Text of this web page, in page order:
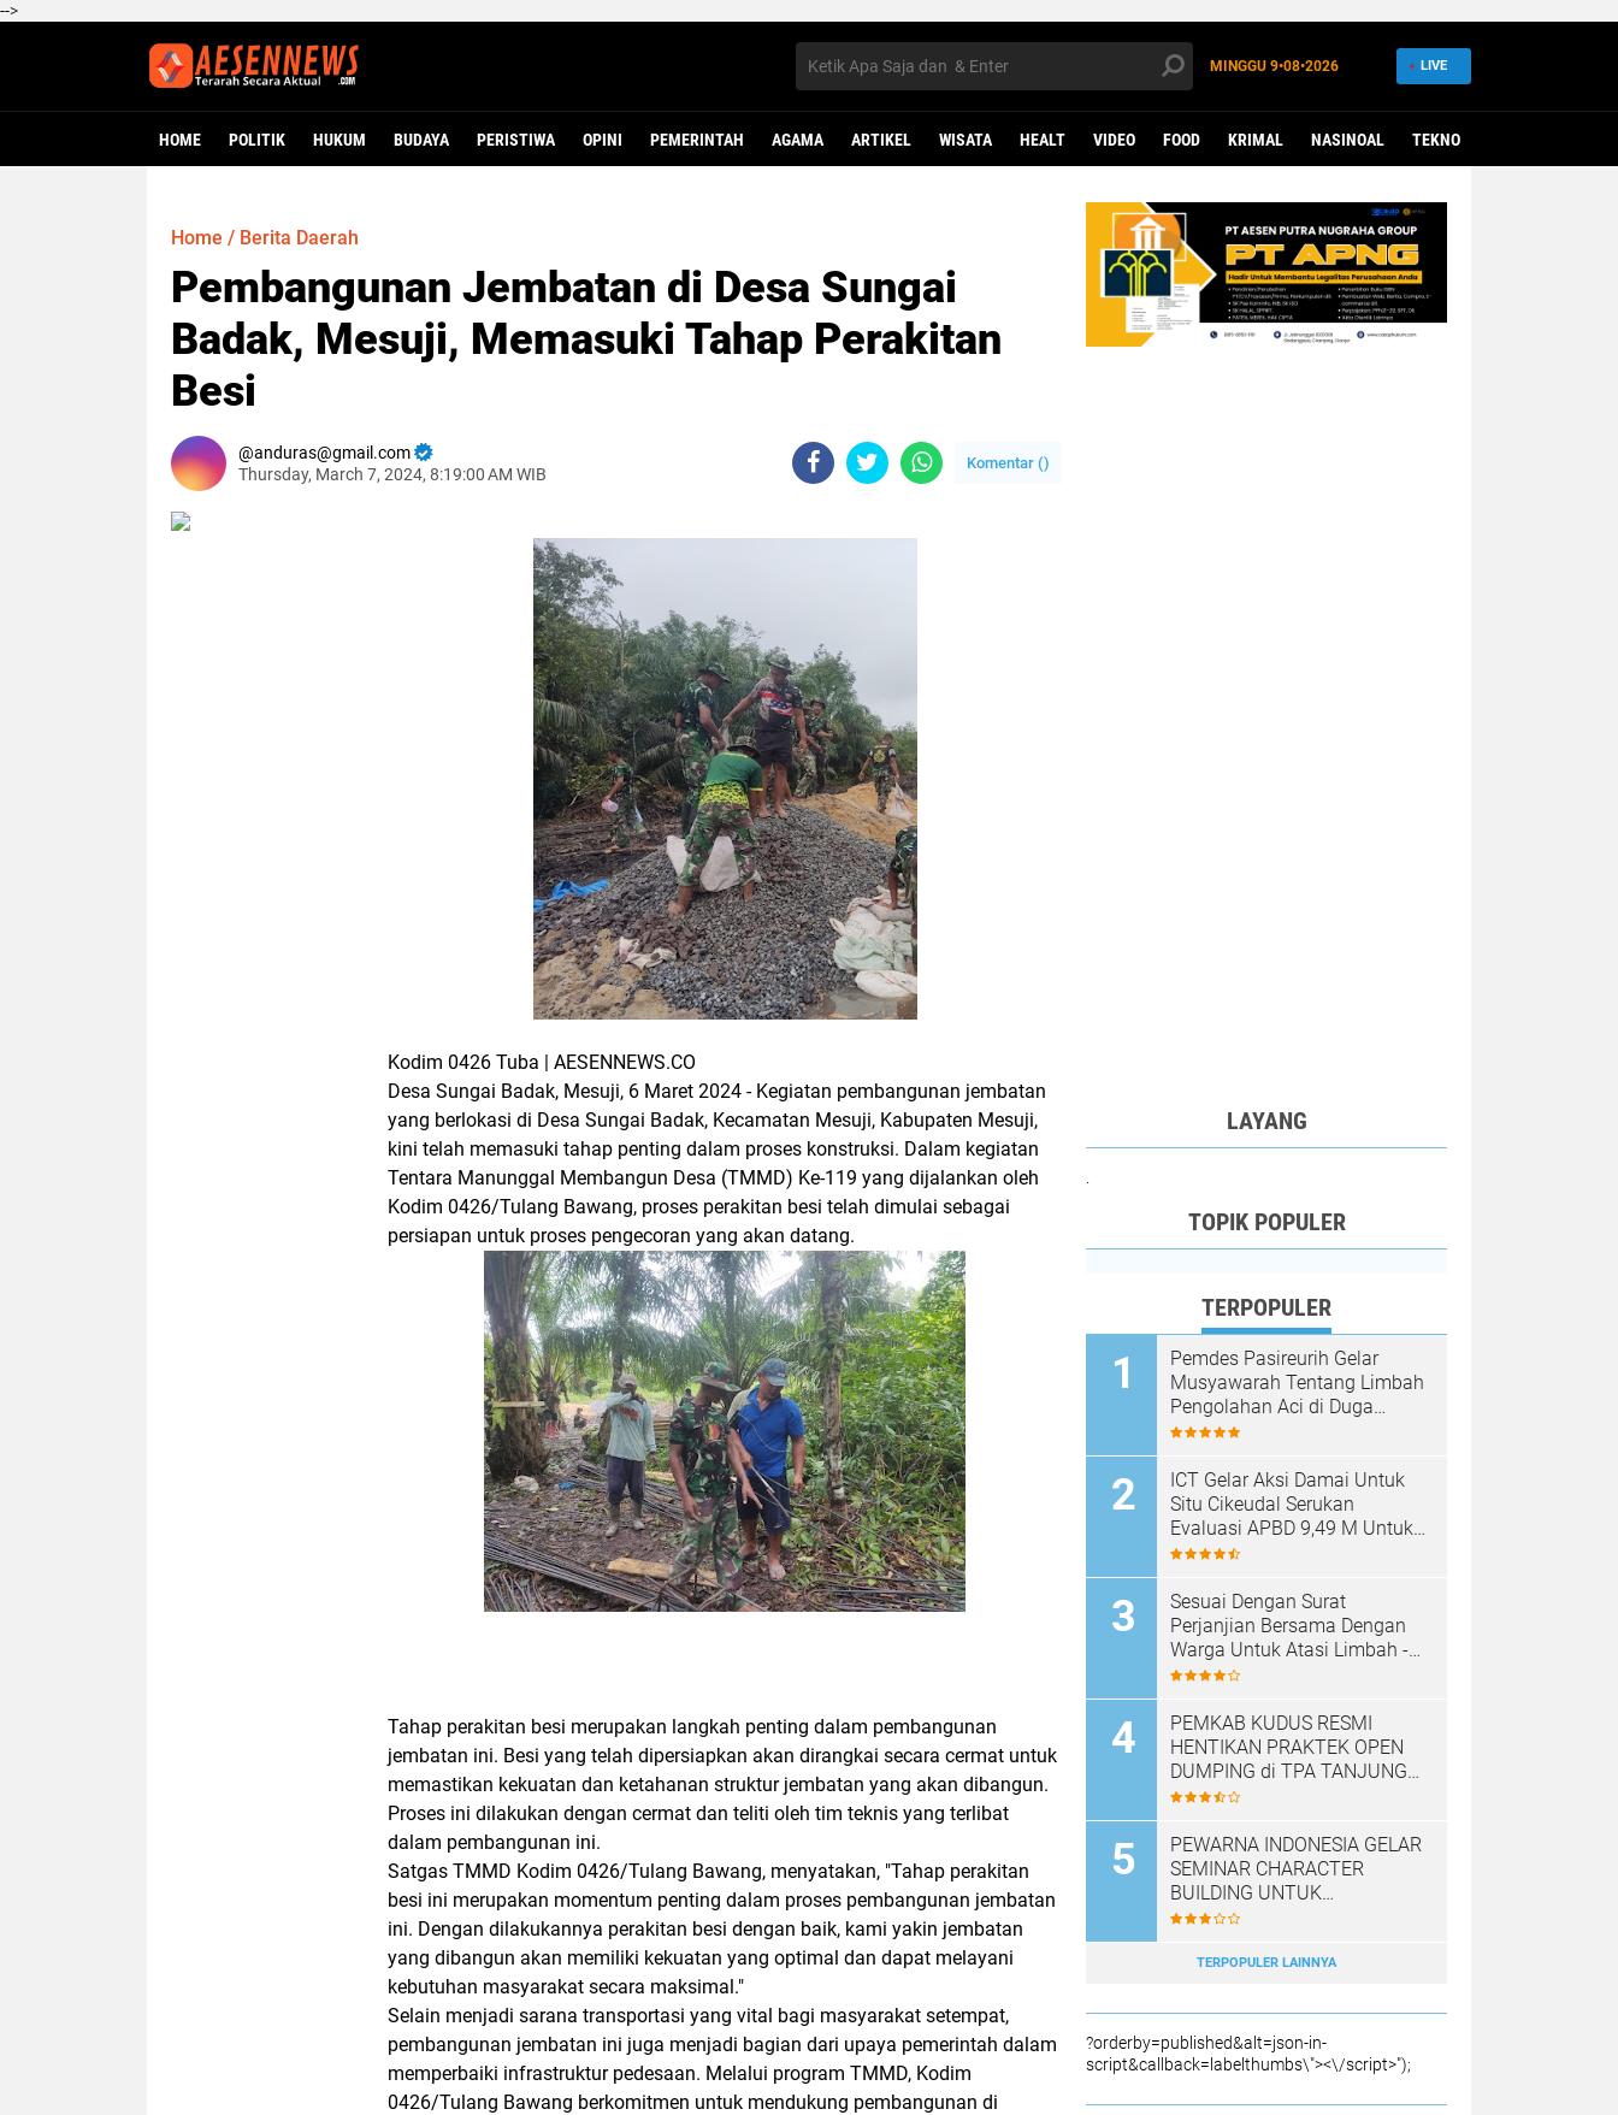
-->
MINGGU 9•08•2026 LIVE
HOME POLITIK HUKUM BUDAYA PERISTIWA OPINI PEMERINTAH AGAMA ARTIKEL WISATA HEALT VIDEO FOOD KRIMAL NASINOAL TEKNO
Home / Berita Daerah
Pembangunan Jembatan di Desa Sungai
Badak, Mesuji, Memasuki Tahap Perakitan
Besi
anduras@gmail.com
Thursday, March 7, 2024, 8:19:00 AM WIB
Komentar ()
Kodim 0426 Tuba | AESENNEWS.CO
Desa Sungai Badak, Mesuji, 6 Maret 2024 - Kegiatan pembangunan jembatan
yang berlokasi di Desa Sungai Badak, Kecamatan Mesuji, Kabupaten Mesuji,
kini telah memasuki tahap penting dalam proses konstruksi. Dalam kegiatan
Tentara Manunggal Membangun Desa (TMMD) Ke-119 yang dijalankan oleh
Kodim 0426/Tulang Bawang, proses perakitan besi telah dimulai sebagai
persiapan untuk proses pengecoran yang akan datang.
Tahap perakitan besi merupakan langkah penting dalam pembangunan
jembatan ini. Besi yang telah dipersiapkan akan dirangkai secara cermat untuk
memastikan kekuatan dan ketahanan struktur jembatan yang akan dibangun.
Proses ini dilakukan dengan cermat dan teliti oleh tim teknis yang terlibat
dalam pembangunan ini.
Satgas TMMD Kodim 0426/Tulang Bawang, menyatakan, "Tahap perakitan
besi ini merupakan momentum penting dalam proses pembangunan jembatan
ini. Dengan dilakukannya perakitan besi dengan baik, kami yakin jembatan
yang dibangun akan memiliki kekuatan yang optimal dan dapat melayani
kebutuhan masyarakat secara maksimal."
Selain menjadi sarana transportasi yang vital bagi masyarakat setempat,
pembangunan jembatan ini juga menjadi bagian dari upaya pemerintah dalam
memperbaiki infrastruktur pedesaan. Melalui program TMMD, Kodim
0426/Tulang Bawang berkomitmen untuk mendukung pembangunan di
LAYANG
TOPIK POPULER
TERPOPULER
Pemdes Pasireurih Gelar
Musyawarah Tentang Limbah
Pengolahan Aci di Duga
Cemari Sungai Cisata
Sementara
ICT Gelar Aksi Damai Untuk
Situ Cikeudal Serukan
Evaluasi APBD 9,49 M Untuk
Skala Prioritaskan Kebutuhan
Sesuai Dengan Surat
Perjanjian Bersama Dengan
Warga Untuk Atasi Limbah -
Pabrik Aci Giat Perbaiki Kobak
PEMKAB KUDUS RESMI
HENTIKAN PRAKTEK OPEN
DUMPING di TPA TANJUNG
REJO, KEC.JEKULO
SISTEM PENGELOLAAN
SAMPAH BARU
PEWARNA INDONESIA GELAR
SEMINAR CHARACTER
BUILDING UNTUK
MEMBANGUN JURNALIS
DAN BERDAMPAK*
TERPOPULER LAINNYA
?orderby=published&alt=json-in-
script&callback=labelthumbs\"><\/script>");